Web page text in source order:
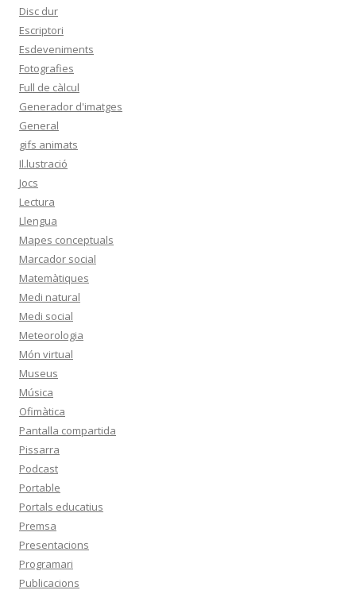
Disc dur
Escriptori
Esdeveniments
Fotografies
Full de càlcul
Generador d'imatges
General
gifs animats
Il.lustració
Jocs
Lectura
Llengua
Mapes conceptuals
Marcador social
Matemàtiques
Medi natural
Medi social
Meteorologia
Món virtual
Museus
Música
Ofimàtica
Pantalla compartida
Pissarra
Podcast
Portable
Portals educatius
Premsa
Presentacions
Programari
Publicacions